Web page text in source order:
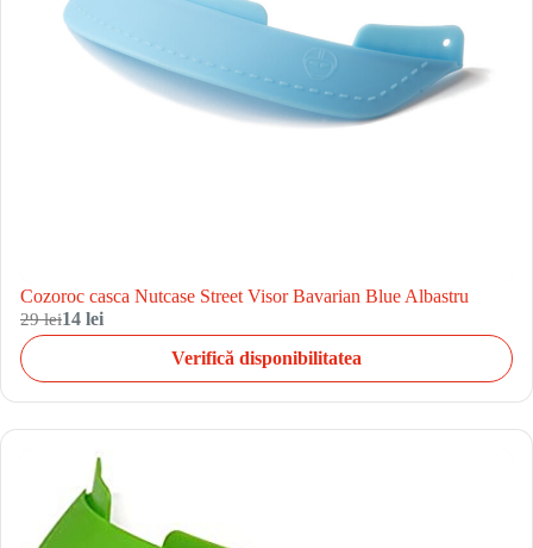
Cozoroc casca Nutcase Street Visor Bavarian Blue Albastru
29 lei14 lei
Verifică disponibilitatea